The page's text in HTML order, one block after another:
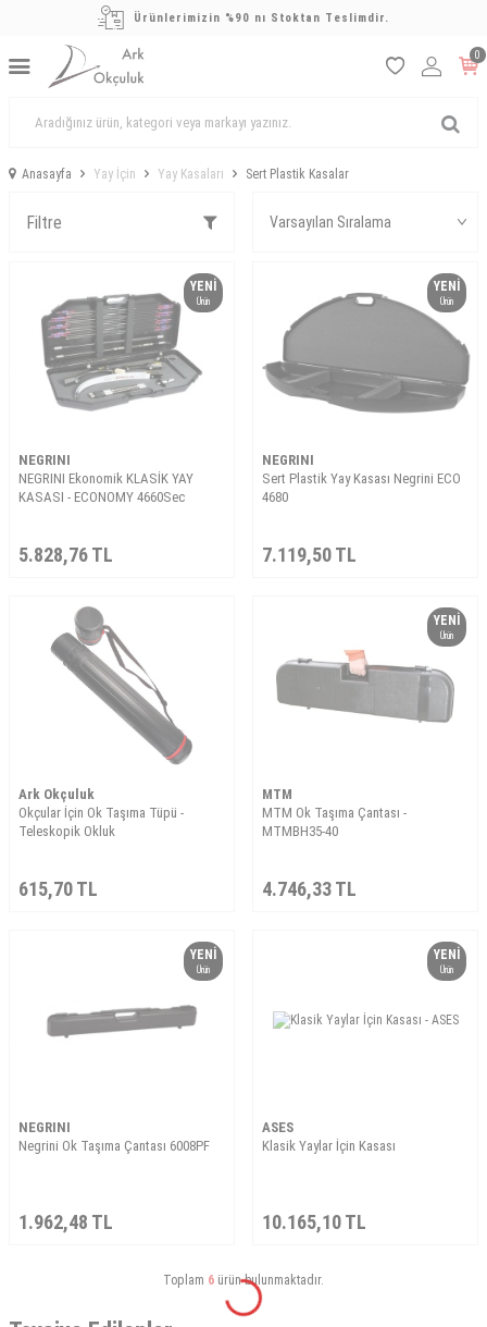
Ürünlerimizin %90 nı Stoktan Teslimdir.
0
Anasayfa Yay İçin Yay Kasaları Sert Plastik Kasalar
Filtre
YENI
Ürün
NEGRINI
NEGRINI Ekonomik KLASİK YAY
KASASI - ECONOMY 4660Sec
5.828,76TL
YENI
Ürün
NEGRINI
Sert Plastik Yay Kasası Negrini ECO
4680
7.119,50TL
Ark Okçuluk
Okçular İçin Ok Taşıma Tüpü -
Teleskopik Okluk
615,70TL
YENI
Ürün
MTM
MTM Ok Taşıma Çantası -
MTMBH35-40
4.746,33TL
YENI
Ürün
NEGRINI
Negrini Ok Taşıma Çantası 6008PF
1.962,48 TL
YENI
Ürün
ASES
Klasik Yaylar İçin Kasası
10.165,10TL
Toplam 6 ürün bulunmaktadır.